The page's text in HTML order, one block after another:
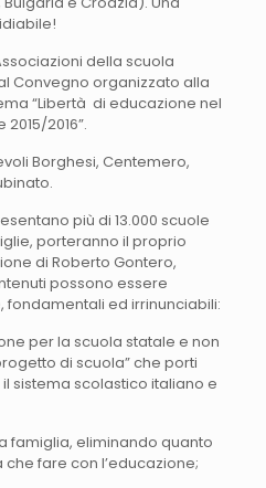
della scuola
Convegno organizzato alla
“Libertà di educazione nel
2016”.
Borghesi, Centemero,
più di 13.000 scuole
porteranno il proprio
di Roberto Gontero,
possono essere
fondamentali ed irrinunciabili:
per la scuola statale e non
di scuola” che porti
sistema scolastico italiano e
famiglia, eliminando quanto
fare con l’educazione;